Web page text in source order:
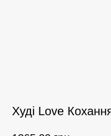
Худі Love